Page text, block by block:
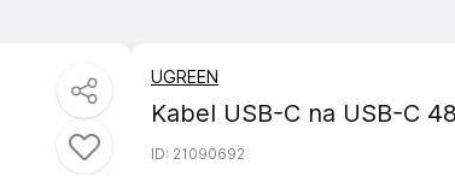
UGREEN
Kabel USB-C na USB-C
ID: 21090692